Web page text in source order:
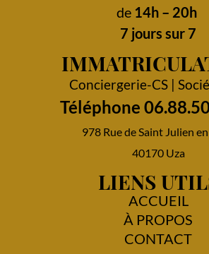
de 14h – 20h
7 jours sur 7
Conciergerie-CS |
Téléphone
978 Rue de Saint Julien
40170 Uza
LIENS
ACCUEIL
À PROPOS
CONTACT